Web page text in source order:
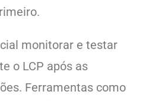
monitorar e testar
o LCP após as
Ferramentas como